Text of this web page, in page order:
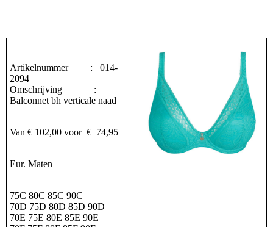
Artikelnummer : 014-
2094
Omschrijving :
Balconnet bh verticale naad
Van € 102,00 voor € 74,95
Eur. Maten
75C 80C 85C 90C
70D 75D 80D 85D 90D
70E 75E 80E 85E 90E